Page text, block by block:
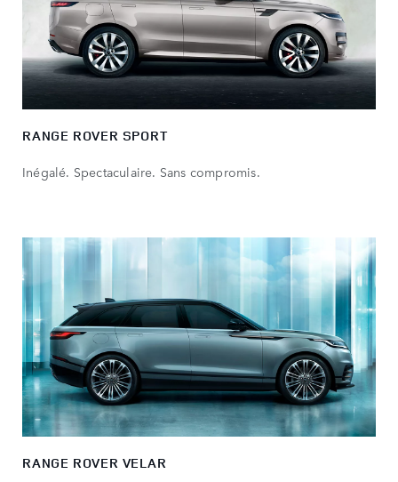
RANGE ROVER SPORT
Inégalé. Spectaculaire. Sans compromis.
RANGE ROVER VELAR